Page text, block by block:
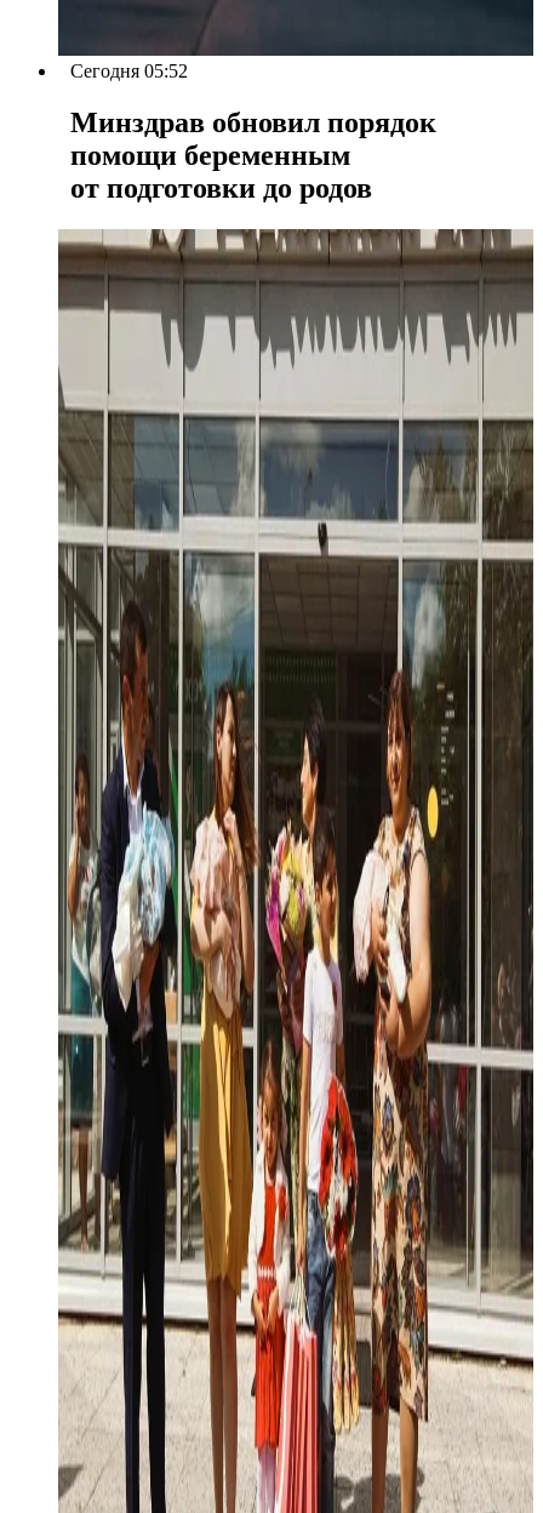
Сегодня 05:52
Минздрав обновил порядок
помощи беременным
от подготовки до родов